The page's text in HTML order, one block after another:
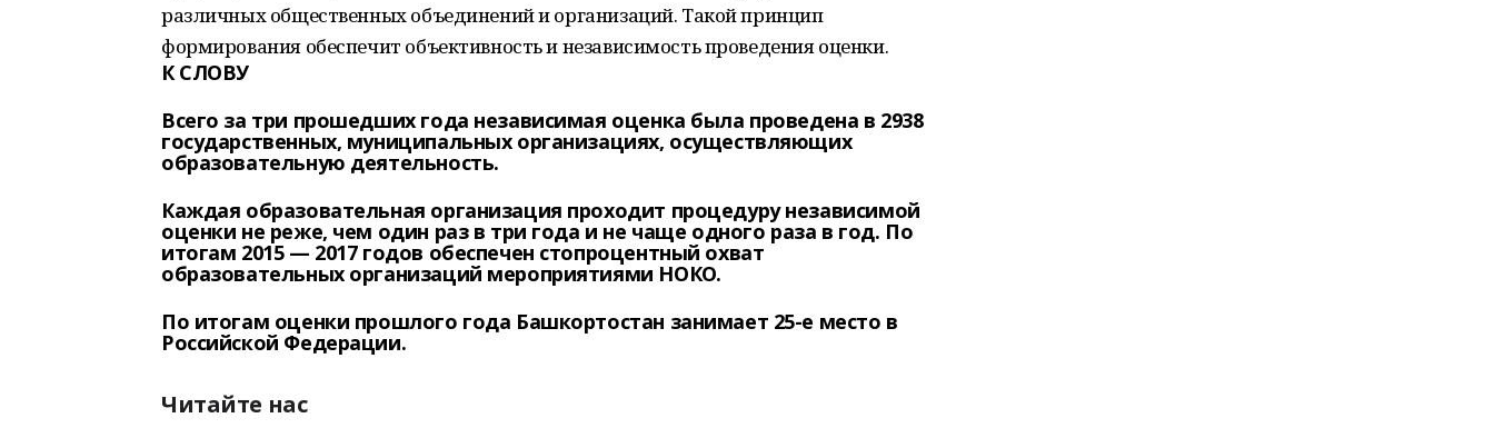
различных общественных объединений и организаций. Такой принцип
формирования обеспечит объективность и независимость проведения оценки.
К СЛОВУ
Всего за три прошедших года независимая оценка была проведена в 2938
государственных, муниципальных организациях, осуществляющих
образовательную деятельность.
Каждая образовательная организация проходит процедуру независимой
оценки не реже, чем один раз в три года и не чаще одного раза в год. По
итогам 2015 — 2017 годов обеспечен стопроцентный охват
образовательных организаций мероприятиями НОКО.
По итогам оценки прошлого года Башкортостан занимает 25-е место в
Российской Федерации.
Читайте нас